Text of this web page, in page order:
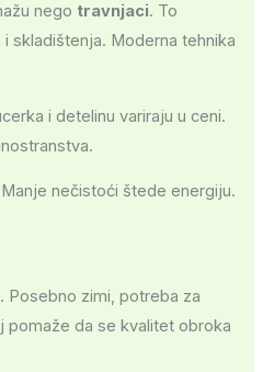
nego travnjaci. To
skladištenja. Moderna tehnika
i detelinu variraju u ceni.
nečistoći štede energiju.
Posebno zimi, potreba za
pomaže da se kvalitet obroka